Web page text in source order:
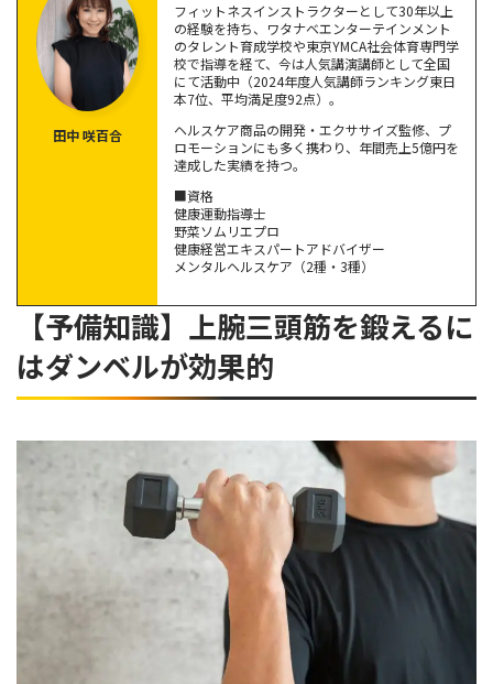
ダンベルを使って上腕三頭筋を上手に鍛えるコツ
自分のレベルに合わせて重量を調整する
体のバランスに合わせて鍛える
食事と睡眠を十分にとる
上腕三頭筋は何日おきに鍛える？
上腕二頭筋と同じ日に鍛えてもよい？
上腕三頭筋をダンベルでバランス良く鍛えよう
田中 咲百合
フィットネスインストラクターとして30年以上
の経験を持ち、ワタナベエンターテインメント
のタレント育成学校や東京YMCA社会体育専門学
校で指導を経て、今は人気講演講師として全国
にて活動中（2024年度人気講師ランキング東日
本7位、平均満足度92点）。
ヘルスケア商品の開発・エクササイズ監修、プ
ロモーションにも多く携わり、年間売上5億円を
達成した実績を持つ。
■資格
健康運動指導士
野菜ソムリエプロ
健康経営エキスパートアドバイザー
メンタルヘルスケア（2種・3種）
【予備知識】上腕三頭筋を鍛えるに
はダンベルが効果的